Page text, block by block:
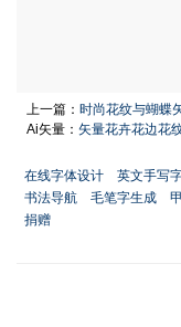
上一篇： 时尚花纹与蝴蝶
Ai矢量： 矢量花卉花边花
在线字体设计 英文手写
书法导航
毛笔字生成
捐赠